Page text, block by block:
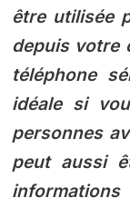
être utilisée
depuis votre
téléphone
idéale si
personnes
peut aussi